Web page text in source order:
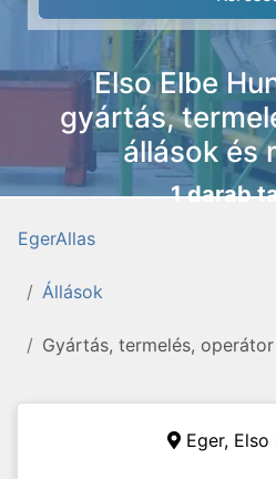
Elso Elbe
gyártás,
állások és
1 darab
EgerAllas
Állások
Gyártás, termelés, operátor
Eger, Elso